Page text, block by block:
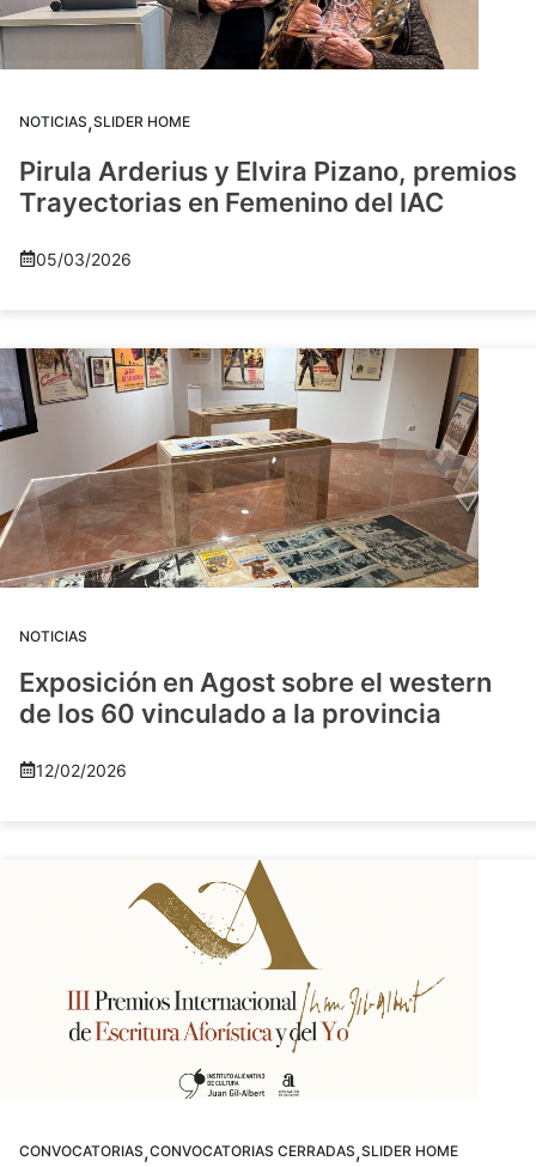
NOTICIAS,SLIDER HOME
Pirula Arderius y Elvira Pizano, premios
Trayectorias en Femenino del IAC
05/03/2026
NOTICIAS
Exposición en Agost sobre el western
de los 60 vinculado a la provincia
12/02/2026
CONVOCATORIAS,CONVOCATORIAS CERRADAS,SLIDER HOME